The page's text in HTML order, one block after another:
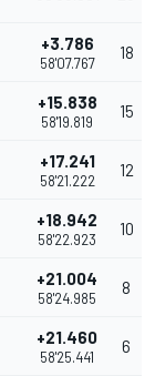
+3.786
58'07.767
18
+15.838
58'19.819
15
+17.241
58'21.222
12
+18.942
58'22.923
10
+21.004
58'24.985
8
+21.460
58'25.441
6